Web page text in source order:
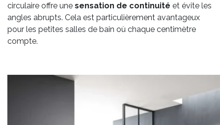
circulaire offre une sensation de continuité et évite les
angles abrupts. Cela est particulièrement avantageux
pour les petites salles de bain où chaque centimètre
compte.